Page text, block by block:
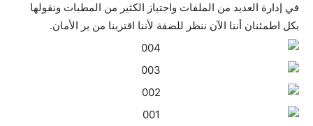
في إدارة العديد من الملفات واجتياز الكثير من المطبات ونقولها
بكل اطمئنان أننا الآن ننظر للضفة لأننا اقتربنا من بر الأمان.